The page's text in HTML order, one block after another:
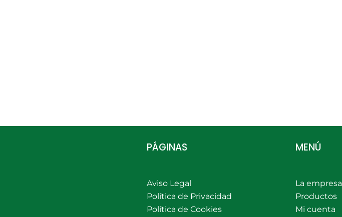
PÁGINAS
Aviso Legal
Política de Privacidad
Política de Cookies
MENÚ
La empresa
Productos
Mi cuenta